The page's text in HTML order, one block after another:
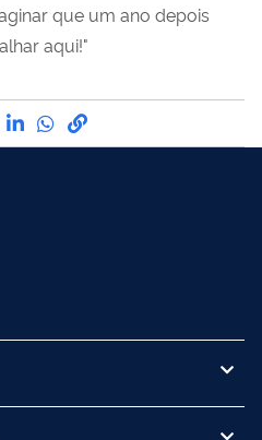
que um ano depois
aqui!"
por Facebook
Compartilhe por Twitter
Compartilhe por
Compartilhe por
link para Copiar